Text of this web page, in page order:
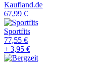
Kaufland.de
67,99 €
Sportfits
77,55 €
+ 3,95 €